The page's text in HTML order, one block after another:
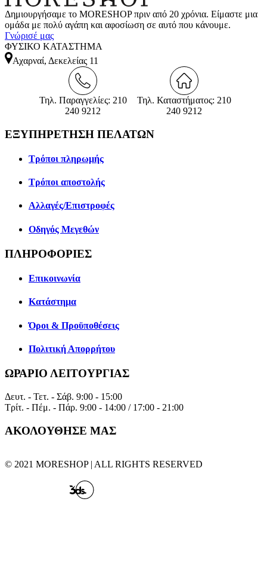
Δημιουργήσαμε το MORESHOP πριν από 20 χρόνια. Είμαστε μια
ομάδα με πολύ αγάπη και αφοσίωση σε αυτό που κάνουμε.
Γνώρισέ μας
ΦΥΣΙΚΟ ΚΑΤΑΣΤΗΜΑ
Αχαρναί, Δεκελείας 11
Τηλ. Παραγγελίες: 210
240 9212
Τηλ. Καταστήματος: 210
240 9212
ΕΞΥΠΗΡΕΤΗΣΗ ΠΕΛΑΤΩΝ
Τρόποι πληρωμής
Τρόποι αποστολής
Αλλαγές/Επιστροφές
Οδηγός Μεγεθών
ΠΛΗΡΟΦΟΡΙΕΣ
Επικοινωνία
Κατάστημα
Όροι & Προϋποθέσεις
Πολιτική Απορρήτου
ΩΡΑΡΙΟ ΛΕΙΤΟΥΡΓΙΑΣ
Δευτ. - Τετ. - Σάβ. 9:00 - 15:00
Τρίτ. - Πέμ. - Πάρ. 9:00 - 14:00 / 17:00 - 21:00
ΑΚΟΛΟΥΘΗΣΕ ΜΑΣ
© 2021 MORESHOP | ALL RIGHTS RESERVED